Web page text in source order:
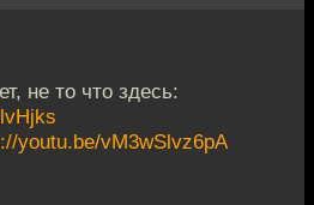
не то что здесь:
youtu.be/vM3wSlvz6pA